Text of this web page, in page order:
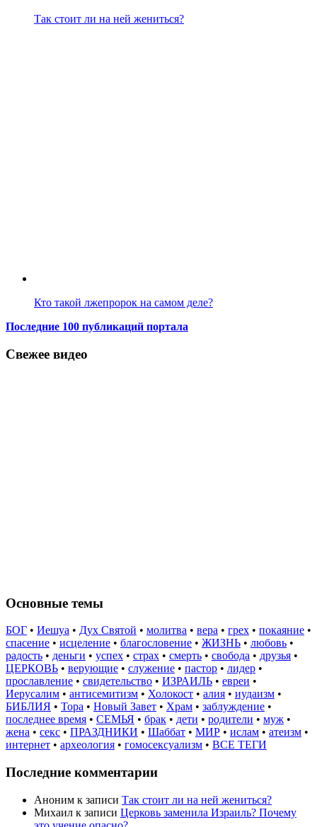
Так стоит ли на ней жениться?
Кто такой лжепророк на самом деле?
Последние 100 публикаций портала
Свежее видео
Основные темы
БОГ • Иешуа • Дух Святой • молитва • вера • грех • покаяние •
спасение • исцеление • благословение • ЖИЗНЬ • любовь •
радость • деньги • успех • страх • смерть • свобода • друзья •
ЦЕРКОВЬ • верующие • служение • пастор • лидер •
прославление • свидетельство • ИЗРАИЛЬ • евреи •
Иерусалим • антисемитизм • Холокост • алия • иудаизм •
БИБЛИЯ • Тора • Новый Завет • Храм • заблуждение •
последнее время • СЕМЬЯ • брак • дети • родители • муж •
жена • секс • ПРАЗДНИКИ • Шаббат • МИР • ислам • атеизм •
интернет • археология • гомосексуализм • ВСЕ ТЕГИ
Последние комментарии
Аноним к записи Так стоит ли на ней жениться?
Михаил к записи Церковь заменила Израиль? Почему